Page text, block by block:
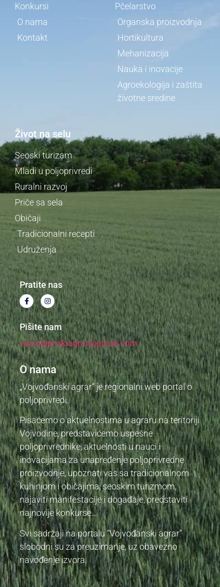
Konkursi
O nama
Kontakt
Pčelarstvo
Organska proizvodnja
Hortikultura
Mehanizacija
Nauka i inovacije
Agroekologija i zaštita
životne sredine
Život na selu
Seoski turizam
Mladi u poljoprivredi
Ruralni razvoj
Priče sa sela
Običaji
Tradicionalni recepti
Udruženja
Pratite nas
Pišite nam
vojvodjanskiagrar@gmail.com
O nama
„Vojvođanski agrar“ je regionalni web portal o
poljoprivredi.
Pisaćemo o aktuelnostima u agraru na teritoriji
Vojvodine, predstavićemo uspešne
poljoprivrednike, aktuelnosti u nauci i
inovacijama za unapređenje poljoprivredne
proizvodnje, upoznati vas sa tradicionalnom
kuhinjom i običajima, seoskim turizmom,
najaviti manifestacije i događaje, predstaviti
najnovije konkurse…
Svi sadržaji na portalu “Vojvođanski agrar”
slobodni su za preuzimanje, uz obavezno
navođenje izvora.